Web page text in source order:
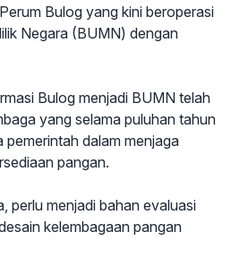
Bulog yang kini beroperasi
Negara (BUMN) dengan
Bulog menjadi BUMN telah
yang selama puluhan tahun
pemerintah dalam menjaga
pangan.
perlu menjadi bahan evaluasi
kelembagaan pangan